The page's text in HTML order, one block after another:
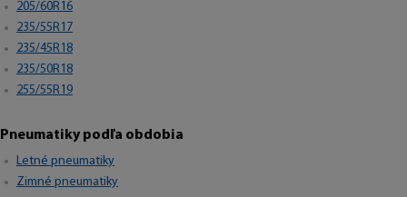
205/60R16
235/55R17
235/45R18
235/50R18
255/55R19
Pneumatiky podľa obdobia
Letné pneumatiky
Zimné pneumatiky